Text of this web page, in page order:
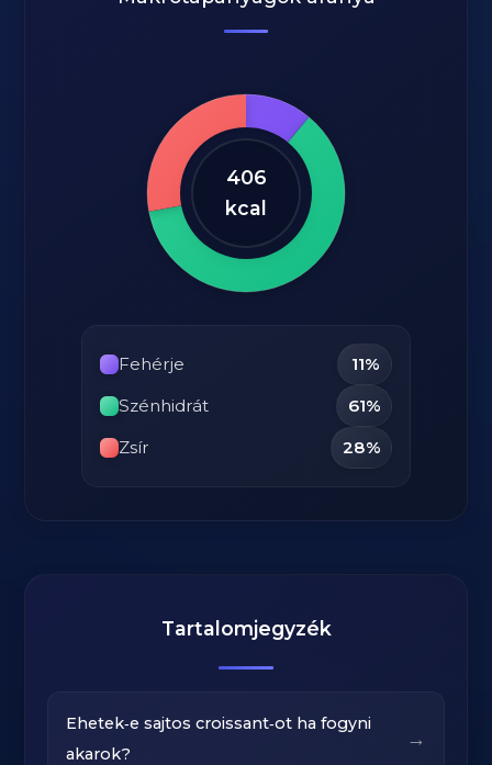
406
kcal
Fehérje
11%
Szénhidrát
61%
Zsír
28%
Tartalomjegyzék
Ehetek‑e sajtos croissant‑ot ha fogyni
akarok?
→